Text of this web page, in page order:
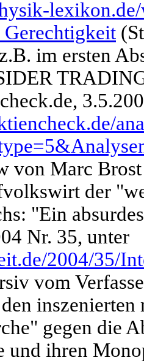
im ersten
von Marc
der
"Ein
Nr. 35, unter
2004/35/
vom
gegen die
und ihren